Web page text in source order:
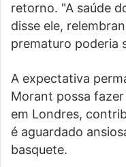
retorno. "A saúde
disse ele,
prematuro poderia
A expectativa
Morant possa
em Londres,
é aguardado
basquete.